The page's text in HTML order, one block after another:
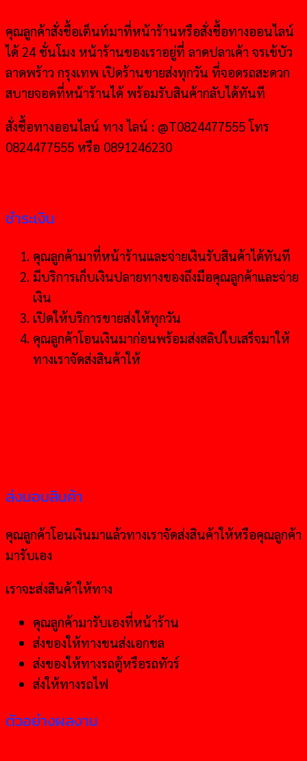
คุณลูกค้าสั่งชื้อเต็นท์มาที่หน้าร้านหรือสั่งชื้อทางออนไลน์
ได้ 24 ชั่นโมง หน้าร้านของเราอยู่ที่ ลาดปลาเค้า จรเข้บัว
ลาดพร้าว กรุงเทพ เปิดร้านขายส่งทุกวัน ที่จอดรถสะดวก
สบายจอดที่หน้าร้านได้ พร้อมรับสินค้ากลับได้ทันที
สั่งชื้อทางออนไลน์ ทาง ไลน์ : @T0824477555 โทร
0824477555 หรือ 0891246230
ชำระเงิน
คุณลูกค้ามาที่หน้าร้านและจ่ายเงินรับสินค้าได้ทันที
มีบริการเก็บเงินปลายทางของถึงมือคุณลูกค้าและจ่าย
เงิน
เปิดให้บริการขายส่งให้ทุกวัน
คุณลูกค้าโอนเงินมาก่อนพร้อมส่งสลิปใบเสร็จมาให้
ทางเราจัดส่งสินค้าให้
ส่งมอบสินค้า
คุณลูกค้าโอนเงินมาแล้วทางเราจัดส่งสินค้าให้หรือคุณลูกค้า
มารับเอง
เราจะส่งสินค้าให้ทาง
คุณลูกค้ามารับเองที่หน้าร้าน
ส่งของให้ทางขนส่งเอกชล
ส่งของให้ทางรถตู้หรือรถทัวร์
ส่งให้ทางรถไฟ
ตัวอย่างผลงาน